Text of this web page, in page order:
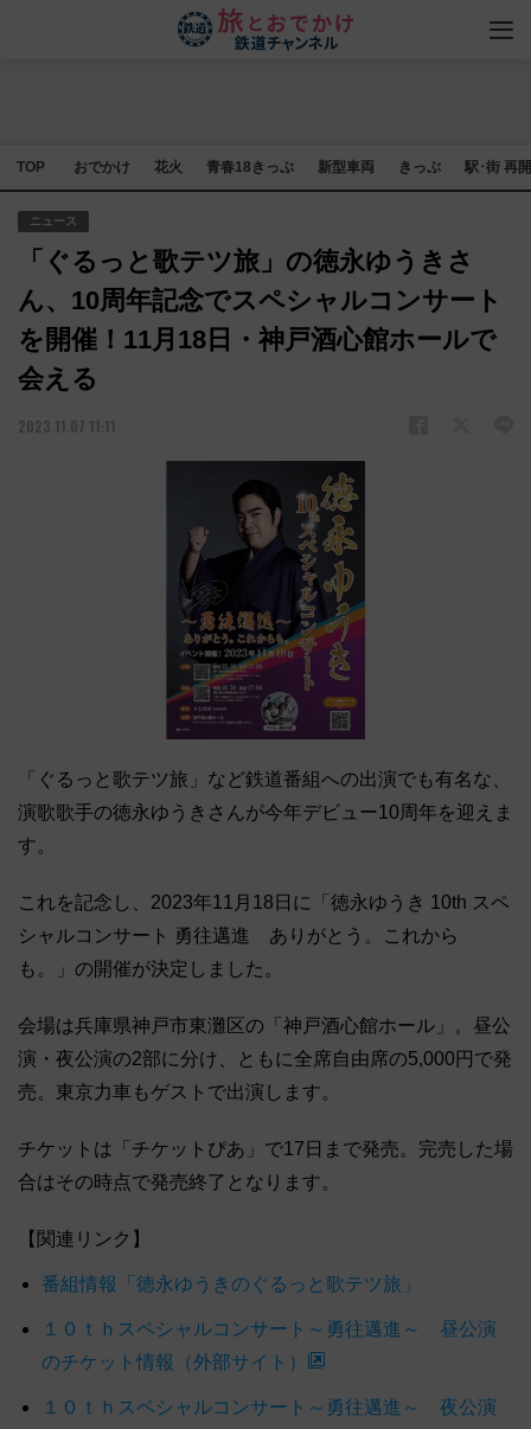
TOP おでかけ 花火 青春18きっぷ 新型車両 きっぷ 駅･街 再
ニュース
「ぐるっと歌テツ旅」の徳永ゆうきさ
ん、10周年記念でスペシャルコンサート
を開催！11月18日・神戸酒心館ホールで
会える
2023.11.07 11:11
「ぐるっと歌テツ旅」など鉄道番組への出演でも有名な、
演歌歌手の徳永ゆうきさんが今年デビュー10周年を迎えま
す。
これを記念し、2023年11月18日に「徳永ゆうき 10th スペ
シャルコンサート 勇往邁進 ありがとう。これから
も。」の開催が決定しました。
会場は兵庫県神戸市東灘区の「神戸酒心館ホール」。昼公
演・夜公演の2部に分け、ともに全席自由席の5,000円で発
売。東京力車もゲストで出演します。
チケットは「チケットぴあ」で17日まで発売。完売した場
合はその時点で発売終了となります。
【関連リンク】
番組情報「徳永ゆうきのぐるっと歌テツ旅」
１０ｔｈスペシャルコンサート～勇往邁進～ 昼公演
のチケット情報（外部サイト）
１０ｔｈスペシャルコンサート～勇往邁進～ 夜公演